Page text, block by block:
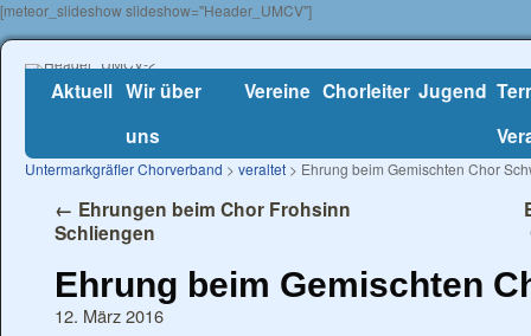
[meteor_slideshow slideshow="Header_UMCV"]
Aktuell Wir über
uns
Vereine Chorleiter Jugend
Untermarkgräfler Chorverband > veraltet > Ehrung beim Gemischten Chor
← Ehrungen beim Chor Frohsinn
Schliengen
Ehrung beim Gemischten
12. März 2016